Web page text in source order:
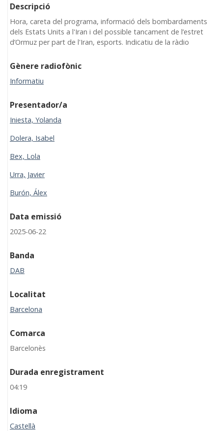
Descripció
Hora, careta del programa, informació dels bombardaments
dels Estats Units a l'Iran i del possible tancament de l’estret
d’Ormuz per part de l'Iran, esports. Indicatiu de la ràdio
Gènere radiofònic
Informatiu
Presentador/a
Iniesta, Yolanda
Dolera, Isabel
Bex, Lola
Urra, Javier
Burón, Álex
Data emissió
2025-06-22
Banda
DAB
Localitat
Barcelona
Comarca
Barcelonès
Durada enregistrament
04:19
Idioma
Castellà